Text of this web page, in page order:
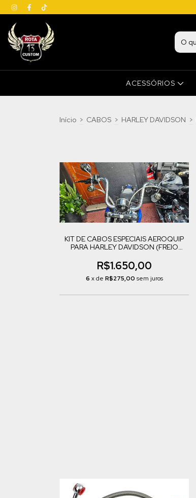
ACESSÓRIOS
Início > CABOS > HARLEY DAVIDSON >
KIT DE CABOS ESPECIAIS AEROQUIP
PARA HARLEY DAVIDSON (FREIO
R$1.650,00
6 x de R$275,00 sem juros